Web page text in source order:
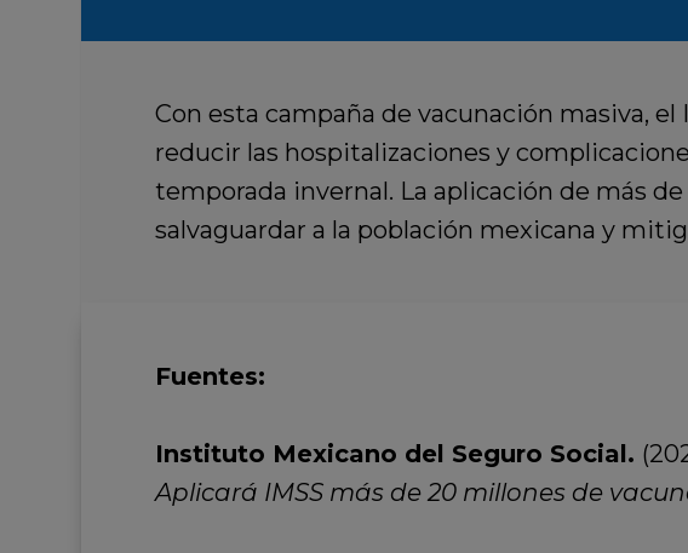
Con esta campaña de vacunación masiva,
reducir las hospitalizaciones y
temporada invernal. La aplicación de más
salvaguardar a la población mexicana y
Fuentes:
Instituto Mexicano del Seguro Social.
Aplicará IMSS más de 20 millones de